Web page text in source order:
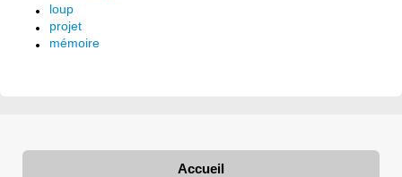
loup
projet
mémoire
Accueil